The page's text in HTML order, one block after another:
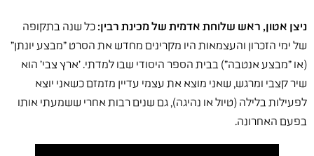
ניצן אטון, ראש שלוחת אדמית של מכינת רבין: כל שנה בתקופה
של ימי הזכרון והעצמאות היו מקרינים מחדש את הסרט "מבצע יונתן"
(או "מבצע אנטבה") בבית הספר היסודי שבו למדתי. 'ארץ צבי' הוא
שיר קצבי ומרגש, שאני מוצא את עצמי עדיין מזמזם כשאני יוצא
לפעילות בלילה (טיול או נהיגה), גם שנים רבות אחרי ששמעתי אותו
בפעם האחרונה.